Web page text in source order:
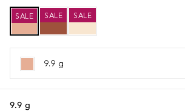
SALE SALE SALE
9.9 g
9.9 g